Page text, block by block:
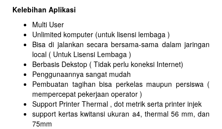
Kelebihan Aplikasi
Multi User
Unlimited komputer (untuk lisensi lembaga )
Bisa di jalankan secara bersama-sama dalam jaringan
local ( Untuk Lisensi Lembaga )
Berbasis Dekstop ( Tidak perlu koneksi Internet)
Penggunaannya sangat mudah
Pembuatan tagihan bisa perkelas maupun persiswa (
mempercepat pekerjaan operator )
Support Printer Thermal , dot metrik serta printer injek
support kertas kwitansi ukuran a4, thermal 56 mm, dan
75mm